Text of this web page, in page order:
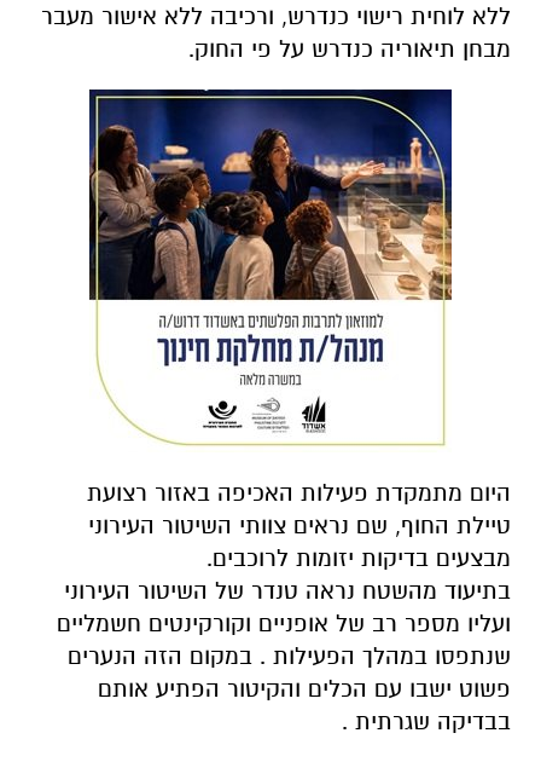
ללא לוחית רישוי כנדרש, ורכיבה ללא אישור מעבר
מבחן תיאוריה כנדרש על פי החוק.
היום מתמקדת פעילות האכיפה באזור רצועת
טיילת החוף, שם נראים צוותי השיטור העירוני
מבצעים בדיקות יזומות לרוכבים.
בתיעוד מהשטח נראה טנדר של השיטור העירוני
ועליו מספר רב של אופניים וקורקינטים חשמליים
שנתפסו במהלך הפעילות . במקום הזה הנערים
פשוט ישבו עם הכלים והקיטור הפתיע אותם
בבדיקה שגרתית .